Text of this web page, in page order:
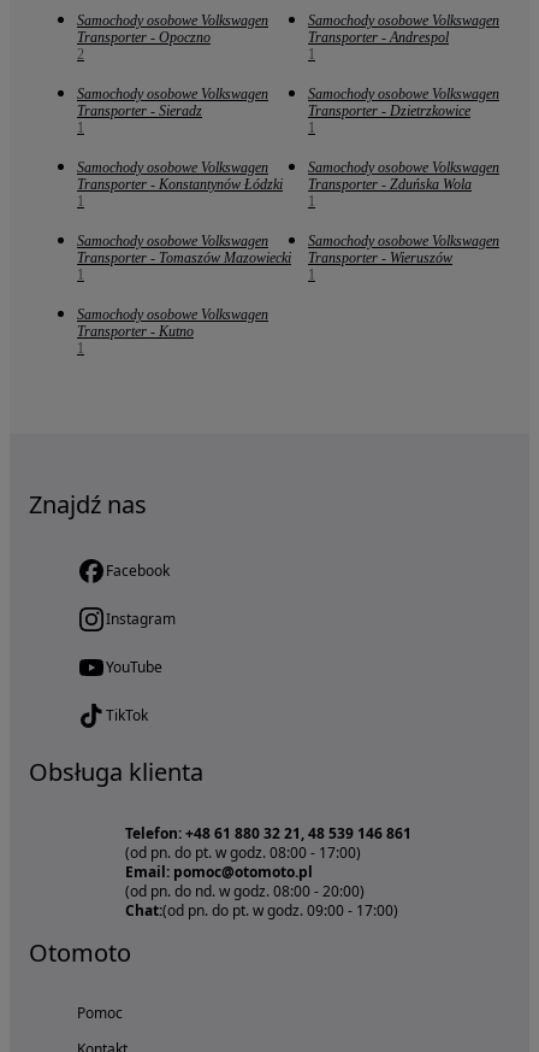
Samochody osobowe Volkswagen
Transporter - Opoczno
2
Samochody osobowe Volkswagen
Transporter - Andrespol
1
Samochody osobowe Volkswagen
Transporter - Sieradz
1
Samochody osobowe Volkswagen
Transporter - Dzietrzkowice
1
Samochody osobowe Volkswagen
Transporter - Konstantynów Łódzki
1
Samochody osobowe Volkswagen
Transporter - Zduńska Wola
1
Samochody osobowe Volkswagen
Transporter - Tomaszów Mazowiecki
1
Samochody osobowe Volkswagen
Transporter - Wieruszów
1
Samochody osobowe Volkswagen
Transporter - Kutno
1
Znajdź nas
Facebook
Instagram
YouTube
TikTok
Obsługa klienta
Telefon: +48 61 880 32 21, 48 539 146 861
(od pn. do pt. w godz. 08:00 - 17:00)
Email: pomoc@otomoto.pl
(od pn. do nd. w godz. 08:00 - 20:00)
Chat:(od pn. do pt. w godz. 09:00 - 17:00)
Otomoto
Pomoc